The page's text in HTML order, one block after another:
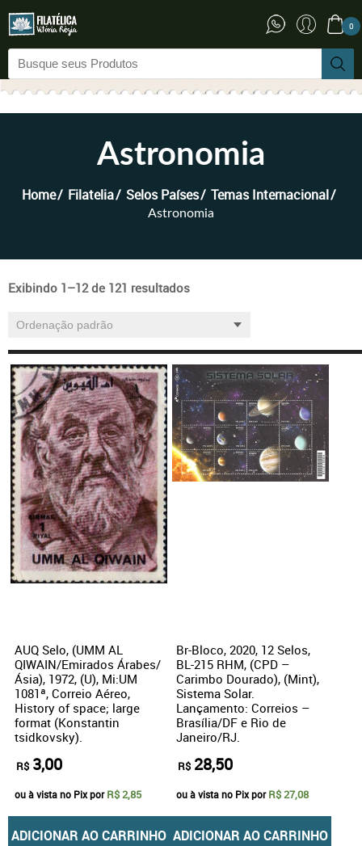
0
Astronomia
Home Filatelia Selos Países Temas Internacional
Astronomia
Exibindo 1–12 de 121 resultados
AUQ Selo, (UMM AL
QIWAIN/Emirados Árabes/
Ásia), 1972, (U), Mi:UM
1081ª, Correio Aéreo,
History of space; large
format (Konstantin
tsidkovsky).
R$ 3,00
ou à vista no Pix porR$ 2,85
ADICIONAR AO CARRINHO
Br-Bloco, 2020, 12 Selos,
BL-215 RHM, (CPD –
Carimbo Dourado), (Mint),
Sistema Solar.
Lançamento: Correios –
Brasília/DF e Rio de
Janeiro/RJ.
R$ 28,50
ou à vista no Pix porR$ 27,08
ADICIONAR AO CARRINHO